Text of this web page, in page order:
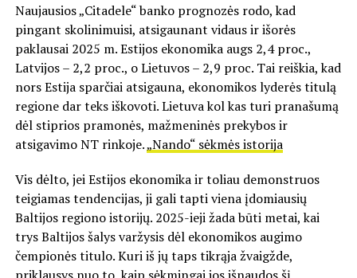
Naujausios „Citadele“ banko prognozės rodo, kad
pingant skolinimuisi, atsigaunant vidaus ir išorės
paklausai 2025 m. Estijos ekonomika augs 2,4 proc.,
Latvijos – 2,2 proc., o Lietuvos – 2,9 proc. Tai reiškia, kad
nors Estija sparčiai atsigauna, ekonomikos lyderės titulą
regione dar teks iškovoti. Lietuva kol kas turi pranašumą
dėl stiprios pramonės, mažmeninės prekybos ir
atsigavimo NT rinkoje.„Nando“ sėkmės istorija
Vis dėlto, jei Estijos ekonomika ir toliau demonstruos
teigiamas tendencijas, ji gali tapti viena įdomiausių
Baltijos regiono istorijų. 2025-ieji žada būti metai, kai
trys Baltijos šalys varžysis dėl ekonomikos augimo
čempionės titulo. Kuri iš jų taps tikrąja žvaigžde,